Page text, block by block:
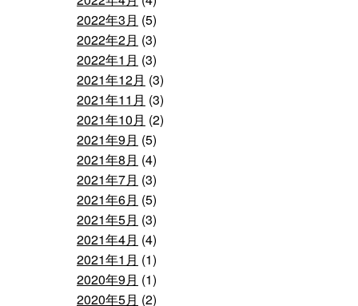
2022年3月 (5)
2022年2月 (3)
2022年1月 (3)
2021年12月 (3)
2021年11月 (3)
2021年10月 (2)
2021年9月 (5)
2021年8月 (4)
2021年7月 (3)
2021年6月 (5)
2021年5月 (3)
2021年4月 (4)
2021年1月 (1)
2020年9月 (1)
2020年5月 (2)